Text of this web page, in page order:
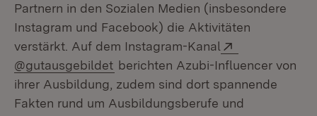
Partnern in den Sozialen Medien (insbesondere
Instagram und Facebook) die Aktivitäten
verstärkt. Auf dem Instagram-Kanal
@gutausgebildet (Öffnet in neuem Fenster)
berichten Azubi-Influencer von
ihrer Ausbildung, zudem sind dort spannende
Fakten rund um Ausbildungsberufe und